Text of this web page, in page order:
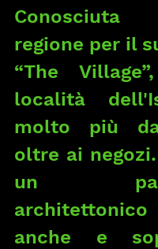
regione per il
“The
località
molto più
oltre ai
un
anche e